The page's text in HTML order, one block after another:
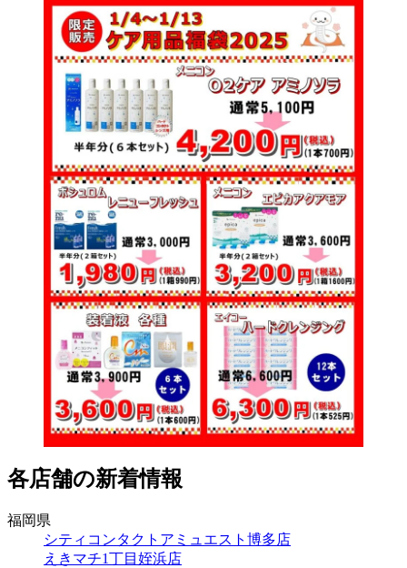
各店舗の新着情報
福岡県
シティコンタクトアミュエスト博多店
えきマチ1丁目姪浜店